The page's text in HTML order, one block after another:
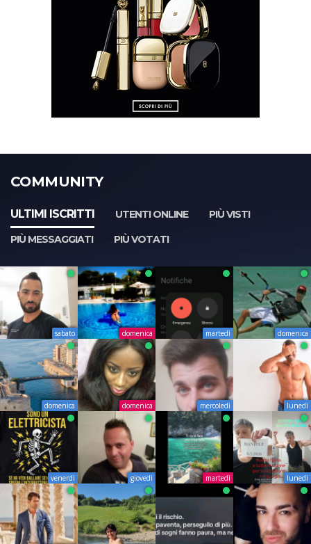
COMMUNITY
ULTIMI ISCRITTI UTENTI ONLINE
PIÙ VISTI
PIÙ MESSAGGIATI
PIÙ VOTATI
sabato domenica martedì domenica
domenica domenica mercoledì lunedì
venerdì giovedì martedì lunedì